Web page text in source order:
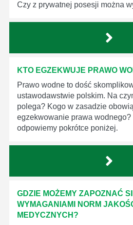
Czy z prywatnej posesji można
KTO EGZEKWUJE PRAWO
Prawo wodne to dość
ustawodawstwie polskim. Na
polega? Kogo w zasadzie
egzekwowanie prawa wodnego?
odpowiemy pokrótce poniżej.
GDZIE MOŻEMY ZAPOZNAĆ
WYMAGANIAMI NORM
MEDYCZNYCH?